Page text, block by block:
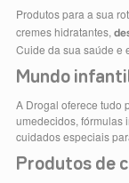
Produtos para a sua
cremes hidratantes,
Cuide da sua saúde e
Mundo
A Drogal oferece tudo
umedecidos, fórmulas
cuidados especiais
Produtos de